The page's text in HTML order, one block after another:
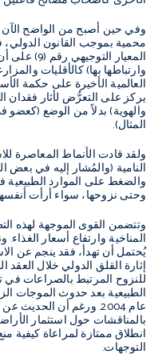
وفي حين أصبح من الواضح
محمية بموجب القانون
المعيار
وارتباطها بها) كالأقليات
العالمية الأخيرة على حكمة
يركز على التعرُّض لأثار
والهوية) بدلاً من الوضع
المثال).
ولقد قادت الأنماط المعاصرة
النامية (والمُشار إليه في بعض
والضغط على الموارد الطبيعية
وحتى نزوحها، سواء أرأت
وتتضمن القوى الموجهة لهذه
المناخية وارتفاع أسعار الغذاء.
يُحتمل أن تهدأ، فقد ينجم عن
إثارة القلق الدولي خلال
للنزوح المرتبط بالصراعات
الطبيعية بعد حدوث الموجات
عام 2004. ورغم أن
انطلاق ممتازة لمراعاة كيفية
التوجهات.